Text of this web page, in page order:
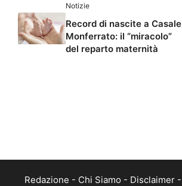
Notizie
Record di nascite a Casale
Monferrato: il “miracolo”
del reparto maternità
Redazione - Chi Siamo - Disclaimer -